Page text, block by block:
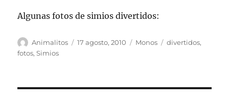
Algunas fotos de simios divertidos:
Autor
Animalitos
Publicado
17 agosto, 2010 Categorías
Monos Etiquetas
divertidos,
fotos,Simios